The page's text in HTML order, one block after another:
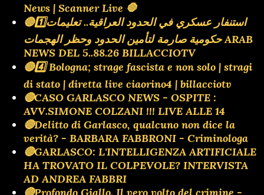
News | Scanner Live 🛑
🔴1️⃣استنفار عسكري في الحدود العراقية.. تعليمات
حكومية صارمة لتأمين الحدود وحظر الهجمات ARAB
NEWS DEL 5..88.26 BILLACCIOTV
🔴4️⃣ Bologna; strage fascista e non solo | stragi
di stato | diretta live ciaorino4 | billacciotv
🔴CASO GARLASCO NEWS - OSPITE :
AVV.SIMONE COLZANI !!! LIVE ALLE 14
🔴Delitto di Garlasco, qualcuno non dice la
verità? - BARBARA FABBRONI - Criminologa
🔴GARLASCO: L'INTELLIGENZA ARTIFICIALE
HA TROVATO IL COLPEVOLE? INTERVISTA
AD ANDREA FABBRI
🔴Profondo Giallo. Il vero volto del crimine -